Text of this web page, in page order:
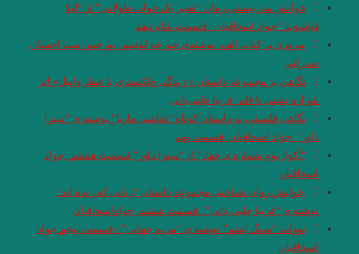
خوانش مدرنیستی رمان “تعبیر یک خواب طولانی” از “لیلا
قیاسوَند” جواد اسحاقیان . قسمت شانزدهم
.مروری بر کتاب الف، نوشته‌ی خورخه لوئیس بورخس سید احسان
صدرائی
نگاهی بر مجموعه داستان « زندگی خاکستری با عطر وانیل» اثر
شراره یقینی با قلم: فریبا چلبی‌یانی
نگاهی فلسفی به داستان کوتاه “نقاشی ماریا” نوشته ی “میترا
داور”. جواد اسحاقیان. قسمت نهم
“آکواریوم شماره ی چهار” از “میترا داور” قسمت هشتم . جواد
اسحاقیان
.خوانش روان شناختی مجموعه داستان “زنانی که زنده اند”
نوشته ی “فریبا چلبی یانی” . قسمت ششم. جواداسحاقیان
نوولت “سنگ یَشم” نوشته ی “مریم جهانی” / قسمت پنجم جواد
اسحاقیان